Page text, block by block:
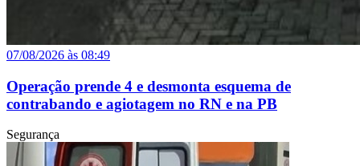
07/08/2026 às 08:49
Operação prende 4 e desmonta esquema de
contrabando e agiotagem no RN e na PB
Segurança